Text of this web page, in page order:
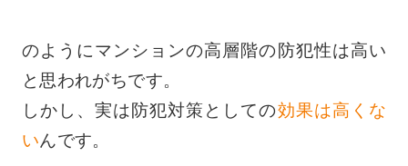
のようにマンションの高層階の防犯性は高い
と思われがちです。
しかし、実は防犯対策としての効果は高くな
いんです。